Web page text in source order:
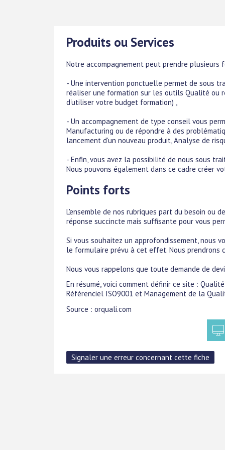
Produits ou Services
Notre accompagnement peut prendre plusieurs
- Une intervention ponctuelle permet de sous
réaliser une formation sur les outils Qualité ou
d'utiliser votre budget formation) ,
- Un accompagnement de type conseil vous
Manufacturing ou de répondre à des
lancement d'un nouveau produit, Analyse de
- Enfin, vous avez la possibilité de nous sous
Nous pouvons également dans ce cadre créer
Points forts
L'ensemble de nos rubriques part du besoin ou
réponse succincte mais suffisante pour vous
Si vous souhaitez un approfondissement, nous
le formulaire prévu à cet effet. Nous prendrons
Nous vous rappelons que toute demande de
En résumé, voici comment définir ce site :
Référenciel ISO9001 et Management de la
Source : orquali.com